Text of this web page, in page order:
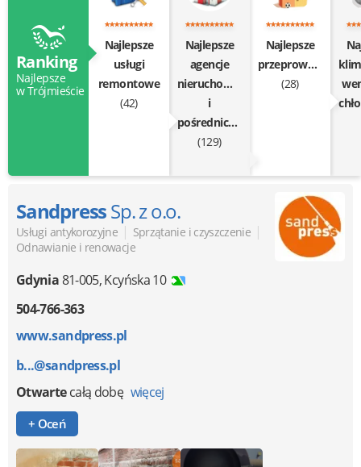
Ranking
Najlepsze
w Trójmieście
Najlepsze
usługi
remontowe
(42)
Najlepsze
agencje
nieruchomości
i
pośrednictwo
(129)
Najlepsze
przeprowadzki
(28)
SandpressSp. z o.o.
Usługi antykorozyjne | Sprzątanie i czyszczenie |
Odnawianie i renowacje
Gdynia81-005,Kcyńska 10
504-766-363
www.sandpress.pl
b...@sandpress.pl
Otwartecałą dobę więcej
+ Oceń